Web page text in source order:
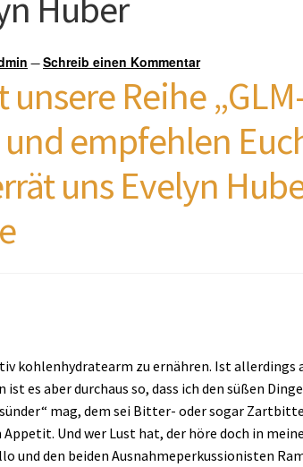
—Schreib einen Kommentar
Reihe
empfehlen
uns Evelyn
kohlenhydratearm zu ernähren. Ist
es aber durchaus so, dass ich den süßen
mag, dem sei Bitter- oder sogar
Und wer Lust hat, der höre doch in
und den beiden Ausnahmeperkussionisten